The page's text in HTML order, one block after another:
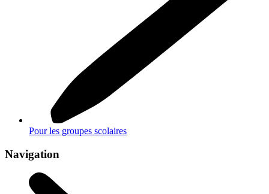
Pour les groupes scolaires
Navigation